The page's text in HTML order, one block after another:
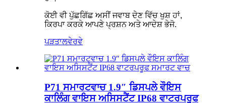
ਕੋਈ ਵੀ ਪੁੱਛਗਿੱਛ ਅਸੀਂ ਜਵਾਬ ਦੇਣ ਵਿੱਚ ਖੁਸ਼ ਹਾਂ,
ਕਿਰਪਾ ਕਰਕੇ ਆਪਣੇ ਪ੍ਰਸ਼ਨ ਅਤੇ ਆਦੇਸ਼ ਭੇਜੋ.
ਪੜਤਾਲਵੇਰਵੇ
P71 ਸਮਾਰਟਵਾਚ 1.9″ ਡਿਸਪਲੇ ਵੌਇਸ
ਕਾਲਿੰਗ ਵਾਇਸ ਅਸਿਸਟੈਂਟ IP68 ਵਾਟਰਪਰੂਫ